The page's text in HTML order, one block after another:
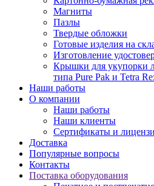
Магниты
Пазлы
Твердые обложки
Готовые изделия на
Изготовление
Крышки для укупорки
типа Pure Pak и Tetra
Наши работы
О компании
Наши работы
Наши клиенты
Сертификаты и
Доставка
Популярные вопросы
Контакты
Поставка оборудования